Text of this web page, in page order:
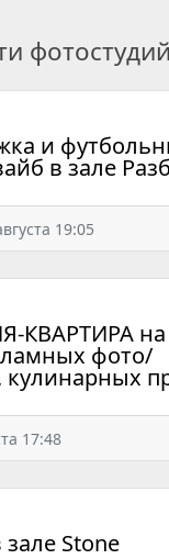
фотостудий
и
в зале
19:05
КВАРТИРА
фото/
17:48
Stone